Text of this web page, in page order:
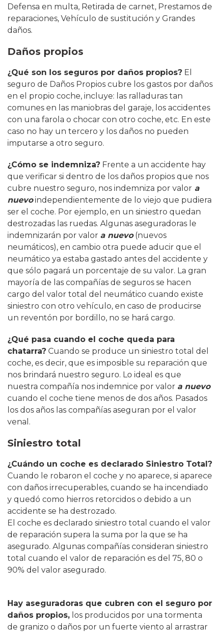
Defensa en multa, Retirada de carnet, Prestamos de
reparaciones, Vehículo de sustitución y Grandes
daños.
Daños propios
¿Qué son los seguros por daños propios? El
seguro de Daños Propios cubre los gastos por daños
en el propio coche, incluye: las ralladuras tan
comunes en las maniobras del garaje, los accidentes
con una farola o chocar con otro coche, etc. En este
caso no hay un tercero y los daños no pueden
imputarse a otro seguro.
¿Cómo se indemniza? Frente a un accidente hay
que verificar si dentro de los daños propios que nos
cubre nuestro seguro, nos indemniza por valor a
nuevoindependientemente de lo viejo que pudiera
ser el coche. Por ejemplo, en un siniestro quedan
destrozadas las ruedas. Algunas aseguradoras le
indemnizarán por valor a nuevo(nuevos
neumáticos), en cambio otra puede aducir que el
neumático ya estaba gastado antes del accidente y
que sólo pagará un porcentaje de su valor. La gran
mayoría de las compañías de seguros se hacen
cargo del valor total del neumático cuando existe
siniestro con otro vehículo, en caso de producirse
un reventón por bordillo, no se hará cargo.
¿Qué pasa cuando el coche queda para
chatarra? Cuando se produce un siniestro total del
coche, es decir, que es imposible su reparación que
nos brindará nuestro seguro. Lo ideal es que
nuestra compañía nos indemnice por valor a nuevo
cuando el coche tiene menos de dos años. Pasados
los dos años las compañías aseguran por el valor
venal.
Siniestro total
¿Cuándo un coche es declarado Siniestro Total?
Cuando le robaron el coche y no aparece, si aparece
con daños irrecuperables, cuando se ha incendiado
y quedó como hierros retorcidos o debido a un
accidente se ha destrozado.
El coche es declarado siniestro total cuando el valor
de reparación supera la suma por la que se ha
asegurado. Algunas compañías consideran siniestro
total cuando el valor de reparación es del 75, 80 o
90% del valor asegurado.
Hay aseguradoras que cubren con el seguro por
daños propios, los producidos por una tormenta
de granizo o daños por un fuerte viento al arrastrar